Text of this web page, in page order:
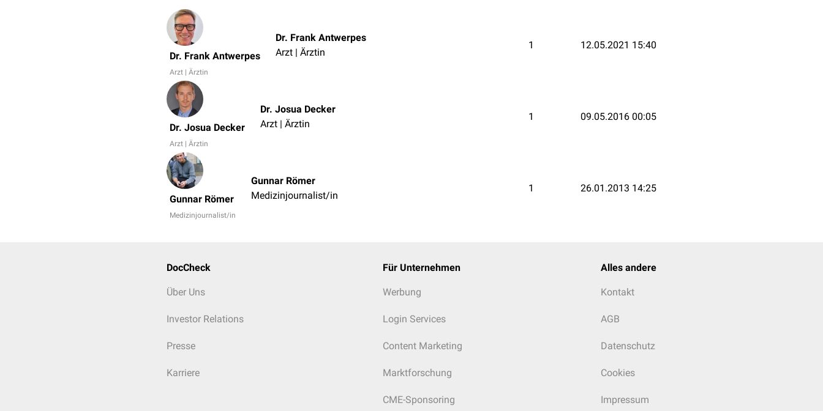
Dr. Frank Antwerpes
Arzt | Ärztin
Dr. Frank Antwerpes
Arzt | Ärztin
1 12.05.2021 15:40
Dr. Josua Decker
Arzt | Ärztin
Dr. Josua Decker
Arzt | Ärztin
1 09.05.2016 00:05
Gunnar Römer
Medizinjournalist/in
Gunnar Römer
Medizinjournalist/in
1 26.01.2013 14:25
DocCheck
Über Uns
Investor Relations
Presse
Karriere
Für Unternehmen
Werbung
Login Services
Content Marketing
Marktforschung
CME-Sponsoring
Alles andere
Kontakt
AGB
Datenschutz
Cookies
Impressum